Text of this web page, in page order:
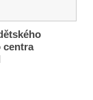
centra